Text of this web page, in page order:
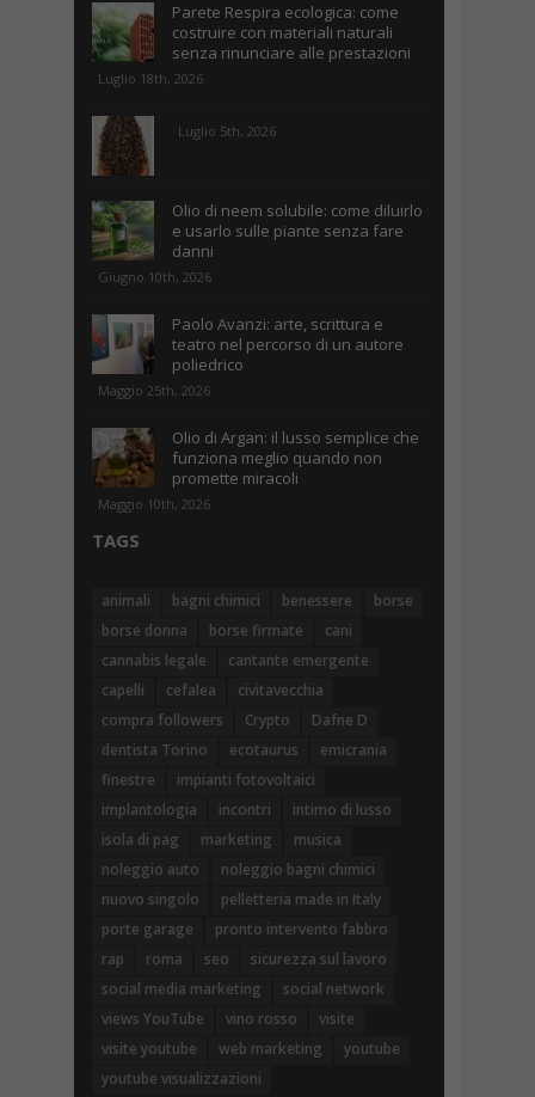
Parete Respira ecologica: come
costruire con materiali naturali
senza rinunciare alle prestazioni
Luglio 18th, 2026
Luglio 5th, 2026
Olio di neem solubile: come diluirlo
e usarlo sulle piante senza fare
danni
Giugno 10th, 2026
Paolo Avanzi: arte, scrittura e
teatro nel percorso di un autore
poliedrico
Maggio 25th, 2026
Olio di Argan: il lusso semplice che
funziona meglio quando non
promette miracoli
Maggio 10th, 2026
TAGS
animali bagni chimici benessere
borse
borse donna
borse firmate
cani
cannabis legale
cantante emergente
capelli
cefalea
civitavecchia
compra followers
Crypto
Dafne D
dentista Torino
ecotaurus
emicrania
finestre
impianti fotovoltaici
implantologia
incontri
intimo di lusso
isola di pag
marketing
musica
noleggio auto
noleggio bagni chimici
nuovo singolo
pelletteria made in Italy
porte garage
pronto intervento fabbro
rap
roma seo
sicurezza sul lavoro
social media marketing
social network
views YouTube
vino rosso
visite
visite youtube
web marketing
youtube
youtube visualizzazioni